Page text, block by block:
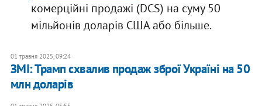
комерційні продажі (DCS) на суму 50
мільйонів доларів США або більше.
01 травня 2025, 09:24
ЗМІ: Трамп схвалив продаж зброї Україні на 50
млн доларів